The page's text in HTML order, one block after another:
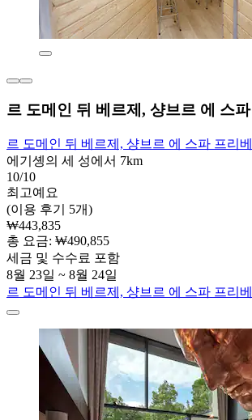
르 도메인 뒤 베르제, 샹브르 에 스파
르 도메인 뒤 베르제, 샹브르 에 스파 프리베
에기솅의 세 성에서 7km
10/10
최고예요
(이용 후기 5개)
₩443,835
총 요금: ₩490,855
세금 및 수수료 포함
8월 23일 ~ 8월 24일
르 도메인 뒤 베르제, 샹브르 에 스파 프리베